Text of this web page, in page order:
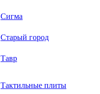
Сигма
Старый город
Тавр
Тактильные плиты